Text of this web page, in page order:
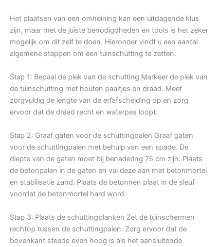
Het plaatsen van een omheining kan een uitdagende klus
zijn, maar met de juiste benodigdheden en tools is het zeker
mogelijk om dit zelf te doen. Hieronder vindt u een aantal
algemene stappen om een tuinschutting te zetten:
Stap 1: Bepaal de plek van de schutting Markeer de plek van
de tuinschutting met houten paaltjes en draad. Meet
zorgvuldig de lengte van de erfafscheiding op en zorg
ervoor dat de draad recht en waterpas loopt.
Stap 2: Graaf gaten voor de schuttingpalen Graaf gaten
voor de schuttingpalen met behulp van een spade. De
diepte van de gaten moet bij benadering 75 cm zijn. Plaats
de betonpalen in de gaten en vul deze aan met betonmortel
en stabilisatie zand. Plaats de betonnen plaat in de sleuf
voordat de betonmortel hard word.
Stap 3: Plaats de schuttingplanken Zet de tuinschermen
rechtop tussen de schuttingpalen. Zorg ervoor dat de
bovenkant steeds even hoog is als het aansluitende